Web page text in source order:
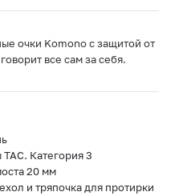
очки Komono с защитой от
все сам за себя.
Категория 3
20 мм
и тряпочка для протирки